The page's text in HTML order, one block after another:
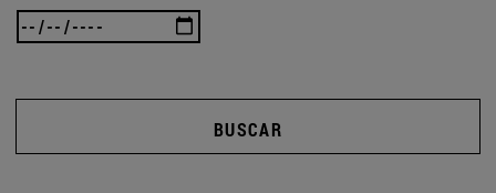
BUSCAR